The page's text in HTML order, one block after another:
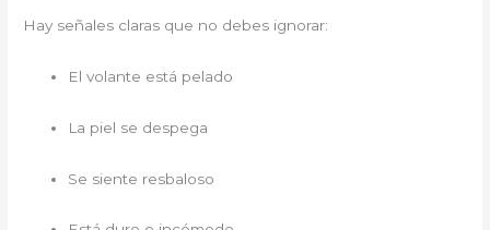
Hay señales claras que no debes ignorar:
El volante está pelado
La piel se despega
Se siente resbaloso